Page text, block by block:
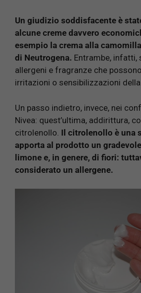
Un giudizio soddisfacente è
alcune creme davvero
esempio la crema alla
di Neutrogena. Entrambe, infatti,
allergeni e fragranze che
irritazioni o sensibilizzazioni
Un passo indietro, invece, nei
Nivea: quest’ultima, addirittura,
citrolenollo. Il citrolenollo è una
apporta al prodotto un
limone e, in genere, di fiori:
considerato un allergene.